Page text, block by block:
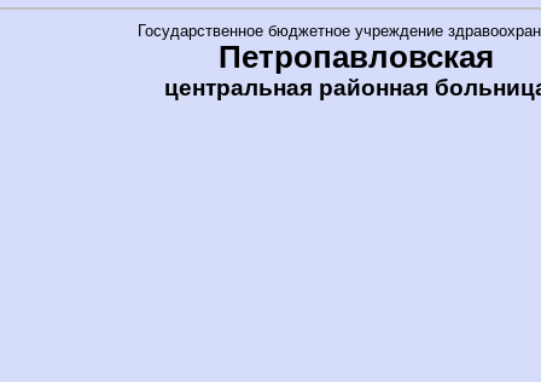
Государственное бюджетное учреждение
Петропавловская
центральная районная